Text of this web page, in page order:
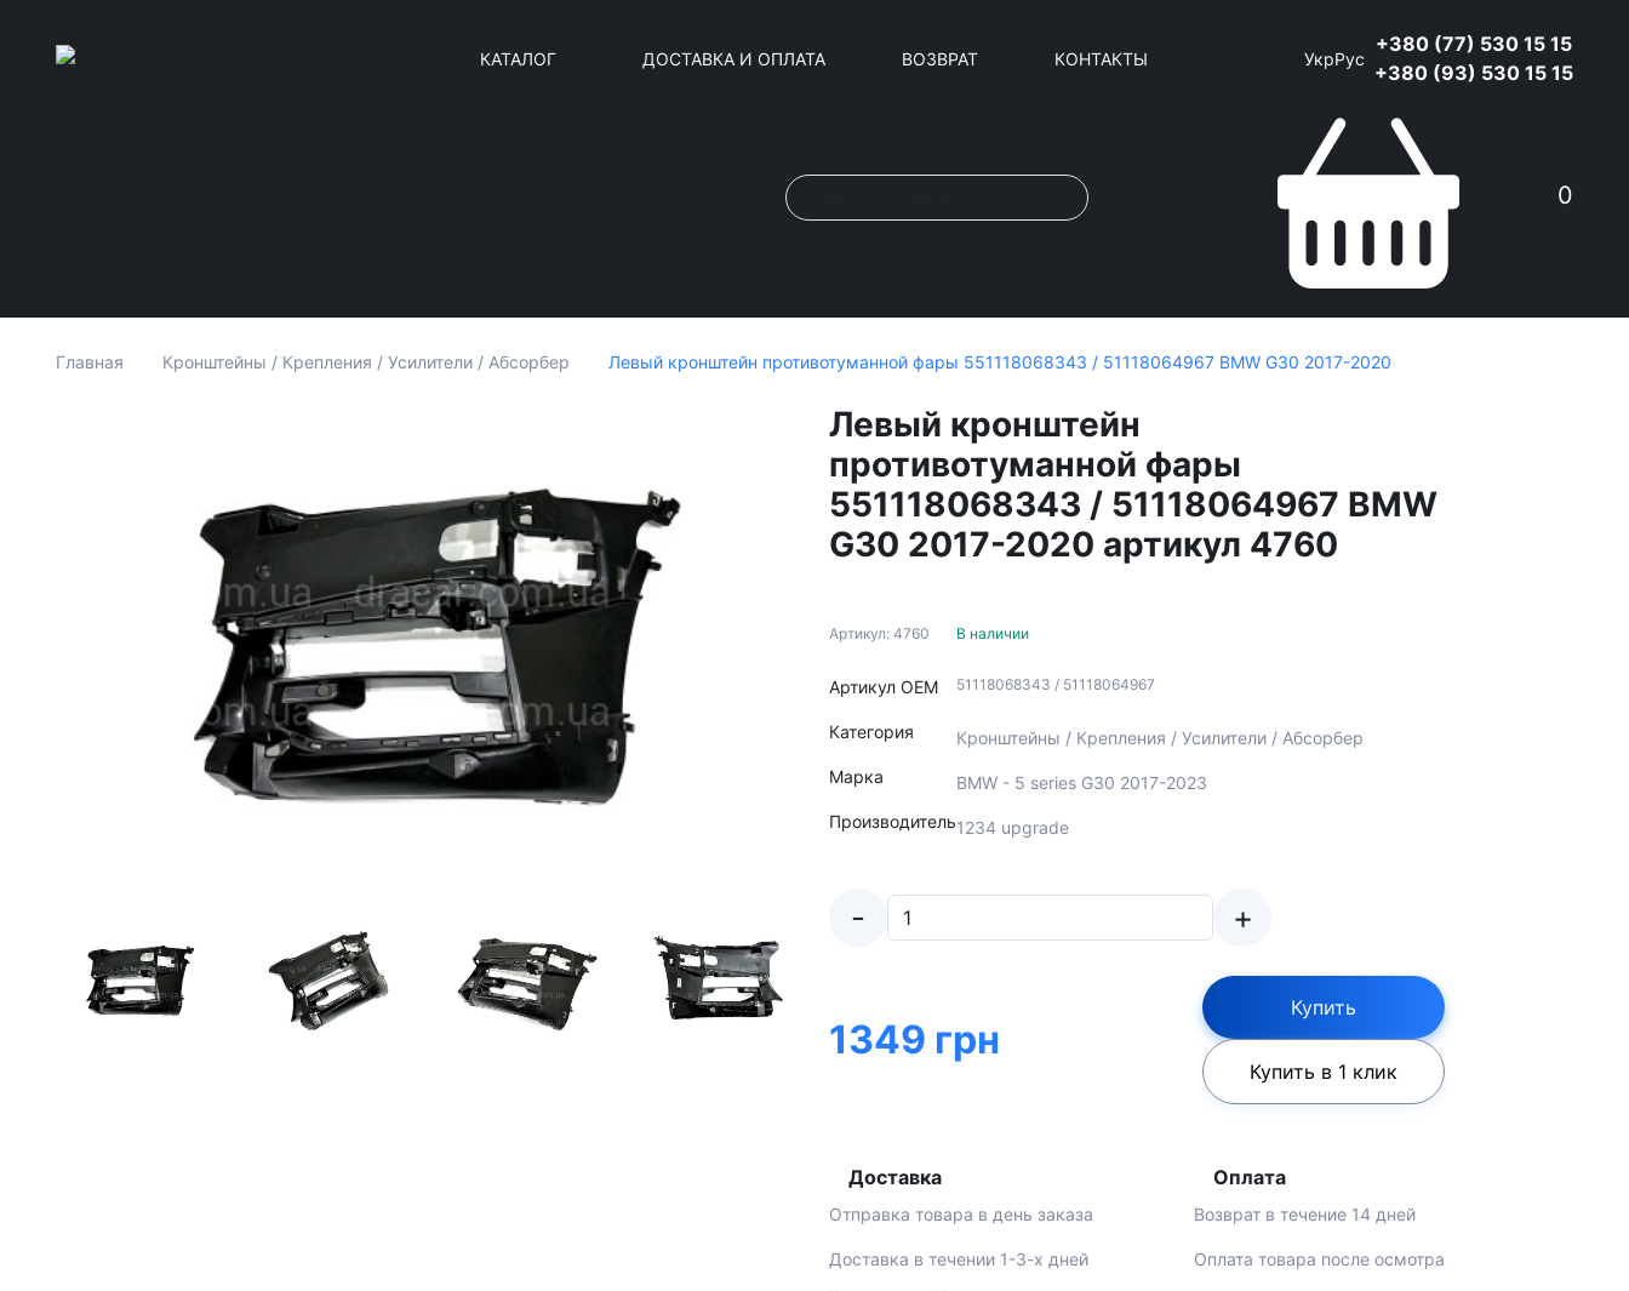
КАТАЛОГ ДОСТАВКА И ОПЛАТА ВОЗВРАТ КОНТАКТЫ УкрРус
+380 (77) 530 15 15
+380 (93) 530 15 15
0
Главная Кронштейны / Крепления / Усилители / Абсорбер Левый кронштейн противотуманной фары 551118068343 / 51118064967 BMW G30 2017-2020
Левый кронштейн
противотуманной фары
551118068343 / 51118064967 BMW
G30 2017-2020 артикул 4760
Артикул: 4760
Артикул ОЕМ
Категория
Марка
Производитель
В наличии
51118068343 / 51118064967
Кронштейны / Крепления / Усилители / Абсорбер
BMW - 5 series G30 2017-2023
1234 upgrade
- +
1349 грн
Купить
Купить в 1 клик
Доставка
Отправка товара в день заказа
Доставка в течении 1-3-х дней
Оплата
Возврат в течение 14 дней
Оплата товара после осмотра